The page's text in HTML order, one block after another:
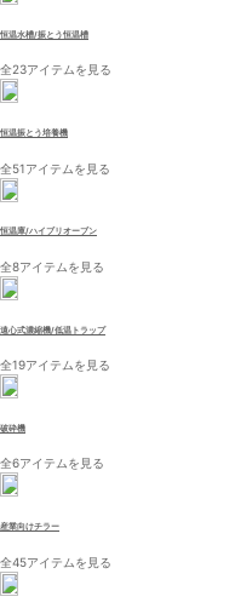
恒温水槽/振とう恒温槽
全23アイテムを見る
恒温振とう培養機
全51アイテムを見る
恒温庫/ハイブリオーブン
全8アイテムを見る
遠心式濃縮機/低温トラップ
全19アイテムを見る
破砕機
全6アイテムを見る
産業向けチラー
全45アイテムを見る